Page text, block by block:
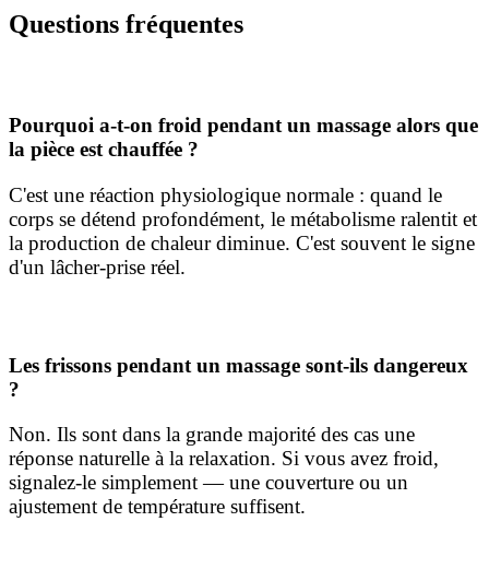
Questions fréquentes
Pourquoi a-t-on froid pendant un massage alors que
la pièce est chauffée ?
C'est une réaction physiologique normale : quand le
corps se détend profondément, le métabolisme ralentit et
la production de chaleur diminue. C'est souvent le signe
d'un lâcher-prise réel.
Les frissons pendant un massage sont-ils dangereux
?
Non. Ils sont dans la grande majorité des cas une
réponse naturelle à la relaxation. Si vous avez froid,
signalez-le simplement — une couverture ou un
ajustement de température suffisent.